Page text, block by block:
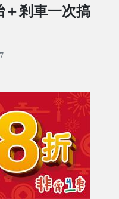
＋剎車一次搞